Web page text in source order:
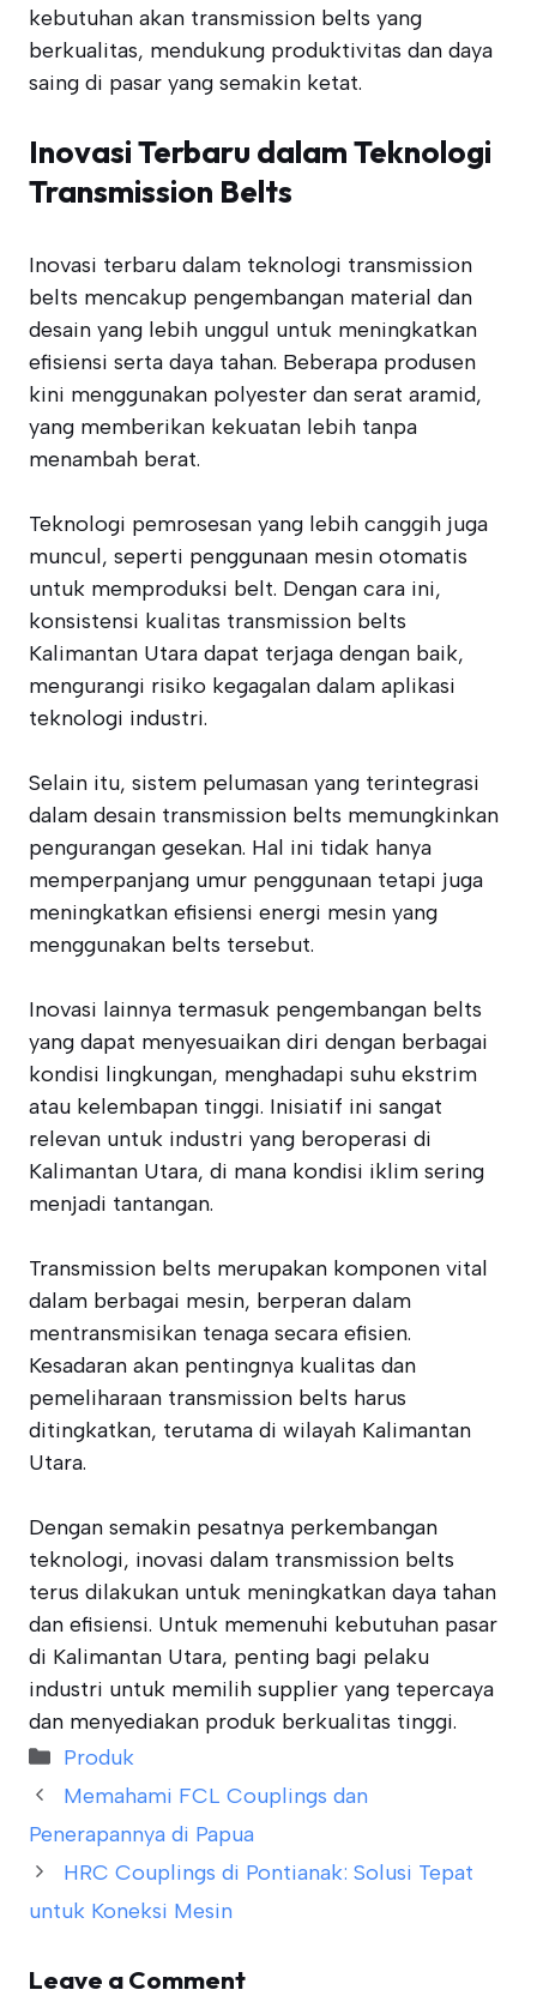
kebutuhan akan transmission belts yang
berkualitas, mendukung produktivitas dan daya
saing di pasar yang semakin ketat.
Inovasi Terbaru dalam Teknologi
Transmission Belts
Inovasi terbaru dalam teknologi transmission
belts mencakup pengembangan material dan
desain yang lebih unggul untuk meningkatkan
efisiensi serta daya tahan. Beberapa produsen
kini menggunakan polyester dan serat aramid,
yang memberikan kekuatan lebih tanpa
menambah berat.
Teknologi pemrosesan yang lebih canggih juga
muncul, seperti penggunaan mesin otomatis
untuk memproduksi belt. Dengan cara ini,
konsistensi kualitas transmission belts
Kalimantan Utara dapat terjaga dengan baik,
mengurangi risiko kegagalan dalam aplikasi
teknologi industri.
Selain itu, sistem pelumasan yang terintegrasi
dalam desain transmission belts memungkinkan
pengurangan gesekan. Hal ini tidak hanya
memperpanjang umur penggunaan tetapi juga
meningkatkan efisiensi energi mesin yang
menggunakan belts tersebut.
Inovasi lainnya termasuk pengembangan belts
yang dapat menyesuaikan diri dengan berbagai
kondisi lingkungan, menghadapi suhu ekstrim
atau kelembapan tinggi. Inisiatif ini sangat
relevan untuk industri yang beroperasi di
Kalimantan Utara, di mana kondisi iklim sering
menjadi tantangan.
Transmission belts merupakan komponen vital
dalam berbagai mesin, berperan dalam
mentransmisikan tenaga secara efisien.
Kesadaran akan pentingnya kualitas dan
pemeliharaan transmission belts harus
ditingkatkan, terutama di wilayah Kalimantan
Utara.
Dengan semakin pesatnya perkembangan
teknologi, inovasi dalam transmission belts
terus dilakukan untuk meningkatkan daya tahan
dan efisiensi. Untuk memenuhi kebutuhan pasar
di Kalimantan Utara, penting bagi pelaku
industri untuk memilih supplier yang tepercaya
dan menyediakan produk berkualitas tinggi.
Categories
Produk
Memahami FCL Couplings dan
Penerapannya di Papua
HRC Couplings di Pontianak: Solusi Tepat
untuk Koneksi Mesin
Leave a Comment